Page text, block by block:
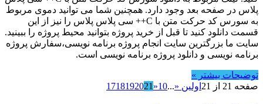
پلاس در صفحه بعد وجود دارد. همچنین شما می توانید دموی مربوط
به سورس کد حرکت متن با C++ سی پلاس پلاس را نیز از این
قسمت دانلود کنید تا قبل از خرید پروژه بتوانید محیط پروژه را ببینید.
سایت ما بزرگترین سایت انجام پروژه برنامه نویسی،سفارش پروژه
برنامه نویسی و دانلود پروژه برنامه نویسی است.
توضیحات بیشتر »
صفحه 21 از 21
اولین «...
10
«
1718192021